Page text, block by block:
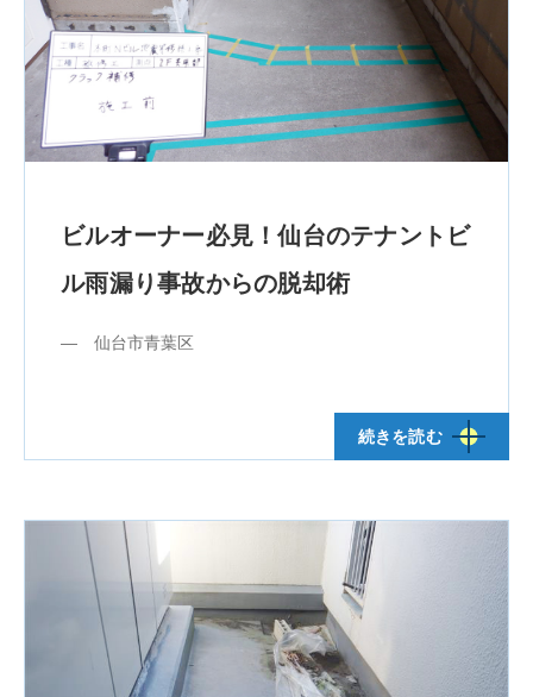
ビルオーナー必見！仙台のテナントビ
ル雨漏り事故からの脱却術
― 仙台市青葉区